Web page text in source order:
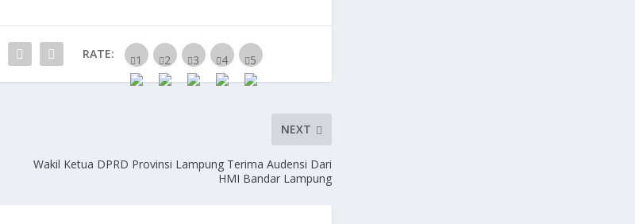
RATE:
NEXT
Wakil Ketua DPRD Provinsi Lampung Terima Audensi Dari
HMI Bandar Lampung